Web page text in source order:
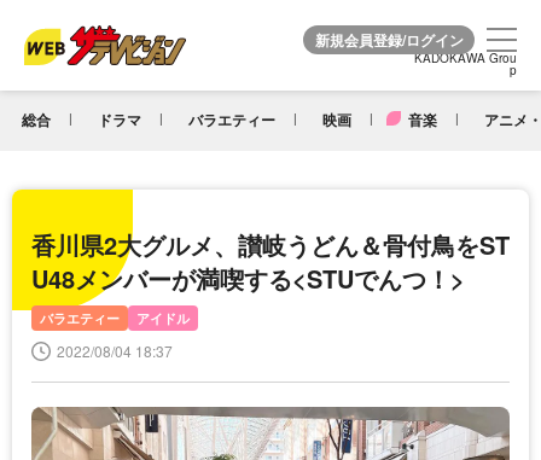
KADOKAWA Grou
p
総合 ドラマ バラエティー 映画 音楽 アニメ
KADOKAWA Grou
p
香川県2大グルメ、讃岐うどん＆骨付鳥をST
U48メンバーが満喫する<STUでんつ！>
バラエティー アイドル
2022/08/04 18:37